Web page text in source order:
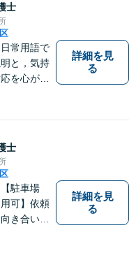
士
常用語で
と，気持
を心がけ
詳細を見
る
士
【駐車場
可】依頼
き合い、
詳細を見
る